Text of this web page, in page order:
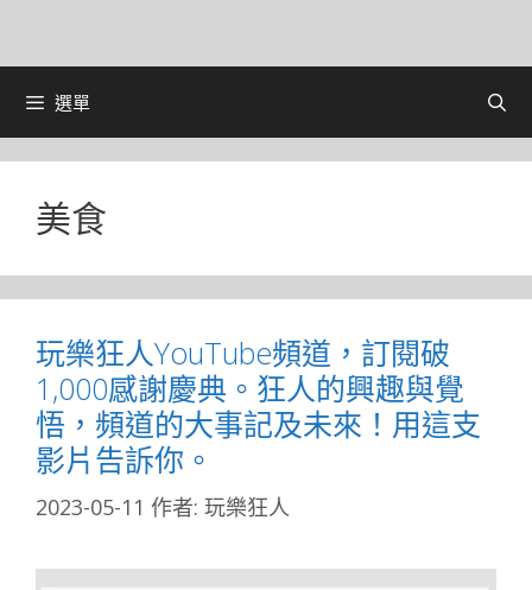
選單
美食
玩樂狂人YouTube頻道，訂閱破
1,000感謝慶典。狂人的興趣與覺
悟，頻道的大事記及未來！用這支
影片告訴你。
2023-05-11 作者: 玩樂狂人